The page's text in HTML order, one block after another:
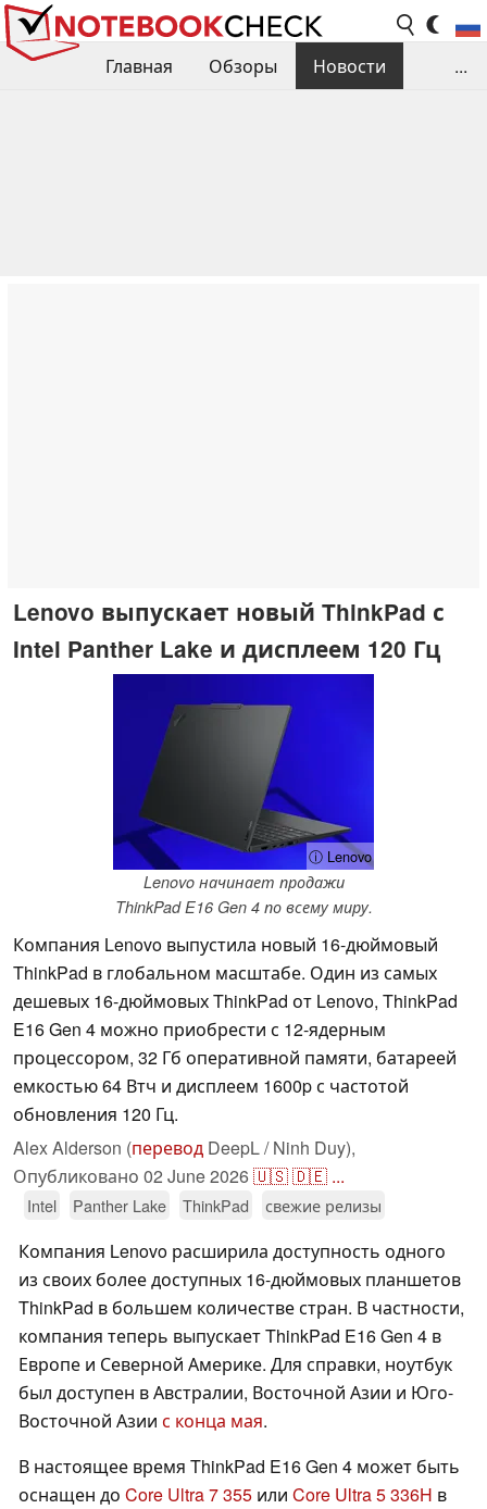
Главная Обзоры
Новости
...
Lenovo выпускает новый ThinkPad с
Intel Panther Lake и дисплеем 120 Гц
ⓘ Lenovo
Lenovo начинает продажи
ThinkPad E16 Gen 4 по всему миру.
Компания Lenovo выпустила новый 16-дюймовый
ThinkPad в глобальном масштабе. Один из самых
дешевых 16-дюймовых ThinkPad от Lenovo, ThinkPad
E16 Gen 4 можно приобрести с 12-ядерным
процессором, 32 Гб оперативной памяти, батареей
емкостью 64 Втч и дисплеем 1600p с частотой
обновления 120 Гц.
Alex Alderson (перевод DeepL / Ninh Duy),
Опубликовано 02 June 2026🇺🇸🇩🇪 ...
Intel Panther Lake ThinkPad свежие релизы
Компания Lenovo расширила доступность одного
из своих более доступных 16-дюймовых планшетов
ThinkPad в большем количестве стран. В частности,
компания теперь выпускает ThinkPad E16 Gen 4 в
Европе и Северной Америке. Для справки, ноутбук
был доступен в Австралии, Восточной Азии и Юго-
Восточной Азии с конца мая.
В настоящее время ThinkPad E16 Gen 4 может быть
оснащен до Core Ultra 7 355 или Core Ultra 5 336H в